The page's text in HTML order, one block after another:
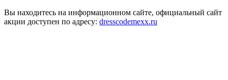
Вы находитесь на информационном сайте, официальный сайт
акции доступен по адресу: dresscodemexx.ru